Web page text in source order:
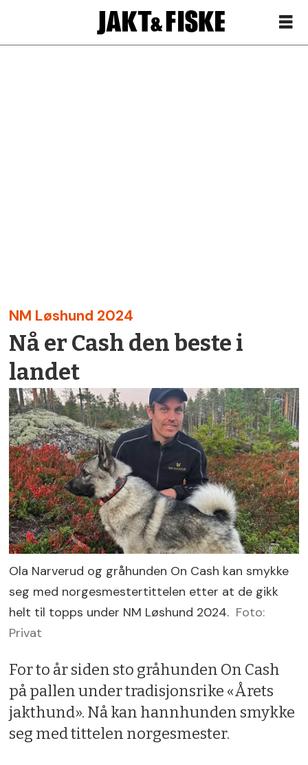
NM Løshund 2024
Nå er Cash den beste i
landet
Ola Narverud og gråhunden On Cash kan smykke
seg med norgesmestertittelen etter at de gikk
helt til topps under NM Løshund 2024. Foto:
Privat
For to år siden sto gråhunden On Cash
på pallen under tradisjonsrike «Årets
jakthund». Nå kan hannhunden smykke
seg med tittelen norgesmester.